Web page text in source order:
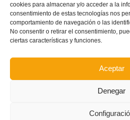
cookies para almacenar y/o acceder a la
consentimiento de estas tecnologías nos
comportamiento de navegación o las
No consentir o retirar el consentimiento,
ciertas características y funciones.
Aceptar
Denegar